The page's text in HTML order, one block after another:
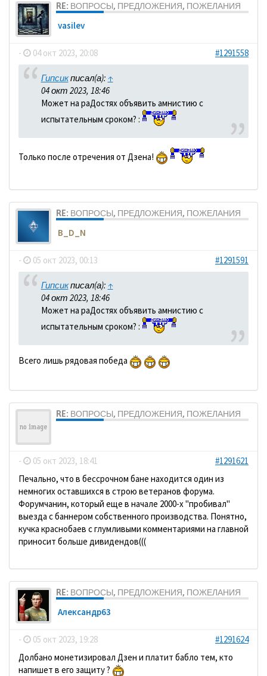
RE: ВОПРОСЫ, ПРЕДЛОЖЕНИЯ, ПОЖЕЛАНИЯ
vasilev
- 04 окт 2023, 20:08 #1291558
Гипсикписал(а): ↑
04 окт 2023, 18:46
Может на раДостях объявить амнистию с
испытательным сроком? :
Только после отречения от Дзена!
RE: ВОПРОСЫ, ПРЕДЛОЖЕНИЯ, ПОЖЕЛАНИЯ
B_D_N
- 05 окт 2023, 00:13 #1291591
Гипсикписал(а): ↑
04 окт 2023, 18:46
Может на раДостях объявить амнистию с
испытательным сроком? :
Всего лишь рядовая победа
RE: ВОПРОСЫ, ПРЕДЛОЖЕНИЯ, ПОЖЕЛАНИЯ
- 05 окт 2023, 18:41
#1291621
Печально, что в бессрочном бане находится один из
немногих оставшихся в строю ветеранов форума.
Форумчанин, который еще в начале 2000-х "пробивал"
выезда с баннером собственного производства. Понятно,
кучка краснобаев с глумливыми комментариями на главной
приносит больше дивидендов(((
RE: ВОПРОСЫ, ПРЕДЛОЖЕНИЯ, ПОЖЕЛАНИЯ
Александр63
- 05 окт 2023, 19:28
#1291624
Долбано монетизировал Дзен и платит бабло тем, кто
напишет в его защиту ?